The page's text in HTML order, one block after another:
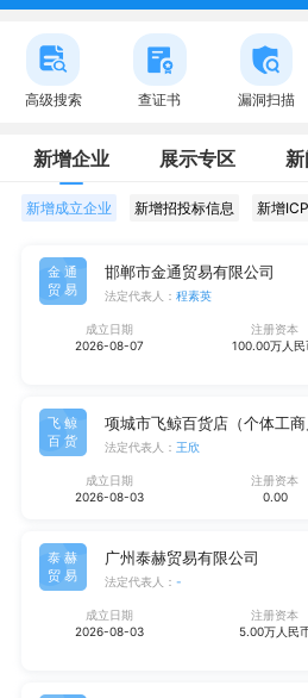
高级搜索 查证书 漏洞扫描
新增企业 展示专区
新增成立企业 新增招投标信息 新增
金通
贸易
邯郸市金通贸易有限公司
法定代表人： 程素英
成立日期
2026-08-07
注册资本
100.00万人民
飞鲸
百货
项城市飞鲸百货店（个体工商
法定代表人： 王欣
成立日期
2026-08-03
注册资本
0.00
泰赫
贸易
广州泰赫贸易有限公司
法定代表人： -
成立日期
2026-08-03
注册资本
5.00万人民